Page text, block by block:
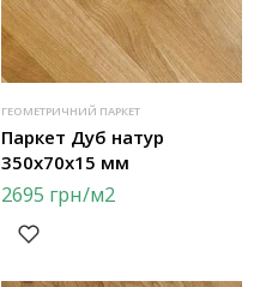
ГЕОМЕТРИЧНИЙ ПАРКЕТ
Паркет Дуб натур
350х70х15 мм
2695 грн/м2